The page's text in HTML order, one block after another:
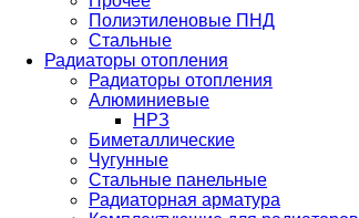
Полиэтиленовые ПНД
Стальные
Радиаторы отопления
Радиаторы отопления
Алюминиевые
НРЗ
Биметаллические
Чугунные
Стальные панельные
Радиаторная арматура